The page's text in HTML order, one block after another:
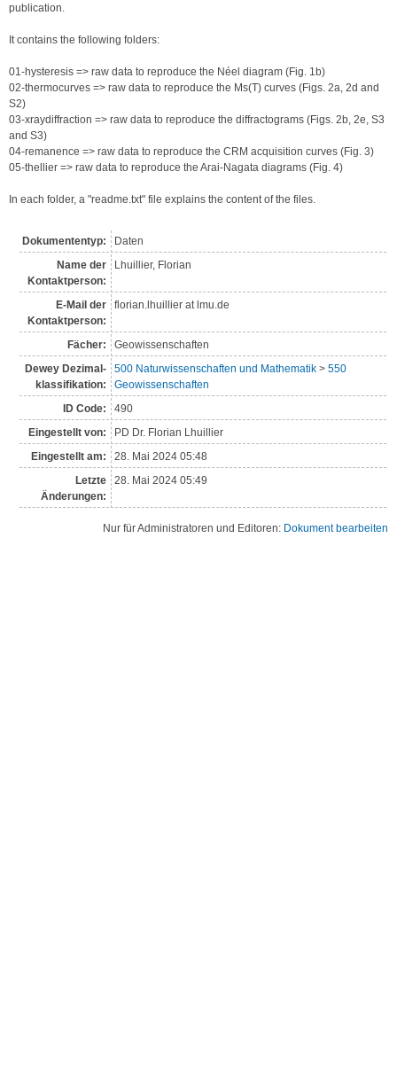
publication.
It contains the following folders:
01-hysteresis => raw data to reproduce the Néel diagram (Fig. 1b)
02-thermocurves => raw data to reproduce the Ms(T) curves (Figs. 2a, 2d and
S2)
03-xraydiffraction => raw data to reproduce the diffractograms (Figs. 2b, 2e, S3
and S3)
04-remanence => raw data to reproduce the CRM acquisition curves (Fig. 3)
05-thellier => raw data to reproduce the Arai-Nagata diagrams (Fig. 4)
In each folder, a "readme.txt" file explains the content of the files.
Dokumententyp:
Daten
Name der
Kontakt­person:
Lhuillier, Florian
E-Mail der
Kontaktperson:
florian.lhuillier at lmu.de
Fächer:
Geowissenschaften
Dewey Dezimal­
klassi­fikation:
500 Naturwissenschaften und Mathematik > 550
Geowissenschaften
ID Code:
490
Eingestellt von:
PD Dr. Florian Lhuillier
Eingestellt am:
28. Mai 2024 05:48
Letzte
Änderungen:
28. Mai 2024 05:49
Nur für Administratoren und Editoren: Dokument bearbeiten